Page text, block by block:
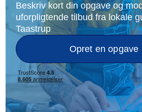
Beskriv kort din opgave og
uforpligtende tilbud fra lokale
Taastrup
Opret en opgave